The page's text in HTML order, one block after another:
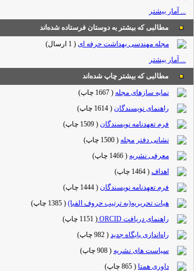
... آمار بیشتر
مطالبی که بیشتر به دوستان فرستاده شده‌اند
مجله مهندسی بهداشت حرفه ای (
)
... آمار بیشتر
مطالبی که بیشتر چاپ شده‌اند
نمایه سازهای مجله (
)
راهنمای نویسندگان (
)
فرم تعهدنامه نویسندگان (
)
نشانی دفتر مجله (
)
معرفی نشریه (
)
اهداف (
)
فرم تعهدنامه نویسندگان (
)
هیات تحریریه(به ترتیب حروف الفبا) (
)
راهنمای دریافت ORCID
(
)
راه‌اندازی پایگاه جدید (
)
سیاست های نشریه (
)
داوری همتا (
)